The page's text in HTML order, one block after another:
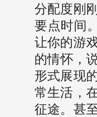
分配度刚
要点时间
让你的游
的情怀，
形式展现
常生活，
征途。甚